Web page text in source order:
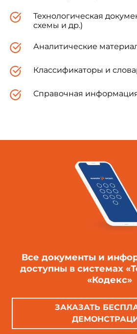
Технологическая
схемы и др.)
Аналитические
Классификаторы и
Справочная
Все документы и
доступны в системах
«Кодекс»
ЗАКАЗАТЬ